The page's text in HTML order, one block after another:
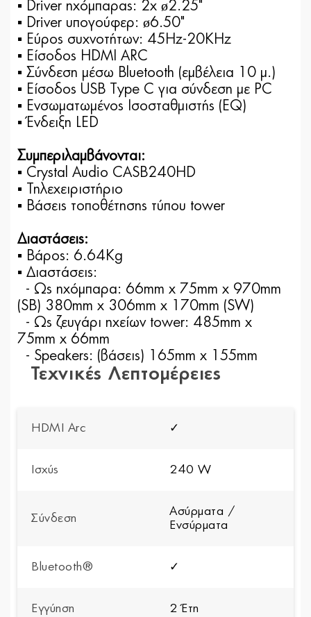
▪ Driver ηχόμπαρας: 2x ø2.25"
▪ Driver υπογούφερ: ø6.50"
▪ Εύρος συχνοτήτων: 45Hz-20KHz
▪ Είσοδος ΗDMI ARC
▪ Σύνδεση μέσω Bluetooth (εμβέλεια 10 μ.)
▪ Είσοδος USB Type C για σύνδεση με PC
▪ Ενσωματωμένος Ισοσταθμιστής (EQ)
▪ Ένδειξη LED
Συμπεριλαμβάνονται:
▪ Crystal Audio CASB240HD
▪ Τηλεχειριστήριο
▪ Βάσεις τοποθέτησης τύπου tower
Διαστάσεις:
▪ Βάρος: 6.64Kg
▪ Διαστάσεις:
- Ως ηχόμπαρα: 66mm x 75mm x 970mm
(SB) 380mm x 306mm x 170mm (SW)
- Ως ζευγάρι ηχείων tower: 485mm x
75mm x 66mm
- Speakers: (βάσεις) 165mm x 155mm
Τεχνικές Λεπτομέρειες
HDMI Arc ✓
Ισχύς 240 W
Σύνδεση
Ασύρματα /
Ενσύρματα
Bluetooth® ✓
Εγγύηση 2 Έτη